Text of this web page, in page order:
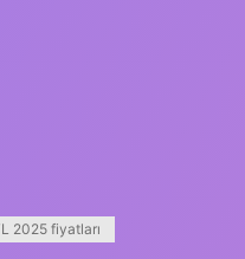
2025 fiyatları